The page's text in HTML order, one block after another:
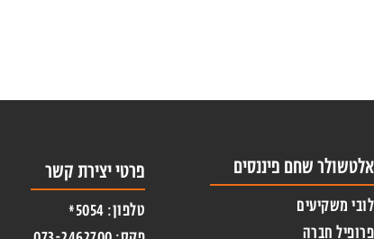
אלטשולר שחם פיננסים
לובי משקיעים
פרופיל חברה
פרטי יצירת קשר
טלפון: 5054*